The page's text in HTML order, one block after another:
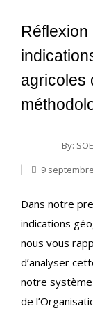
Réflexion
agricoles
By:
9
Dans notre
indications
nous vous
d’analyser
notre
de